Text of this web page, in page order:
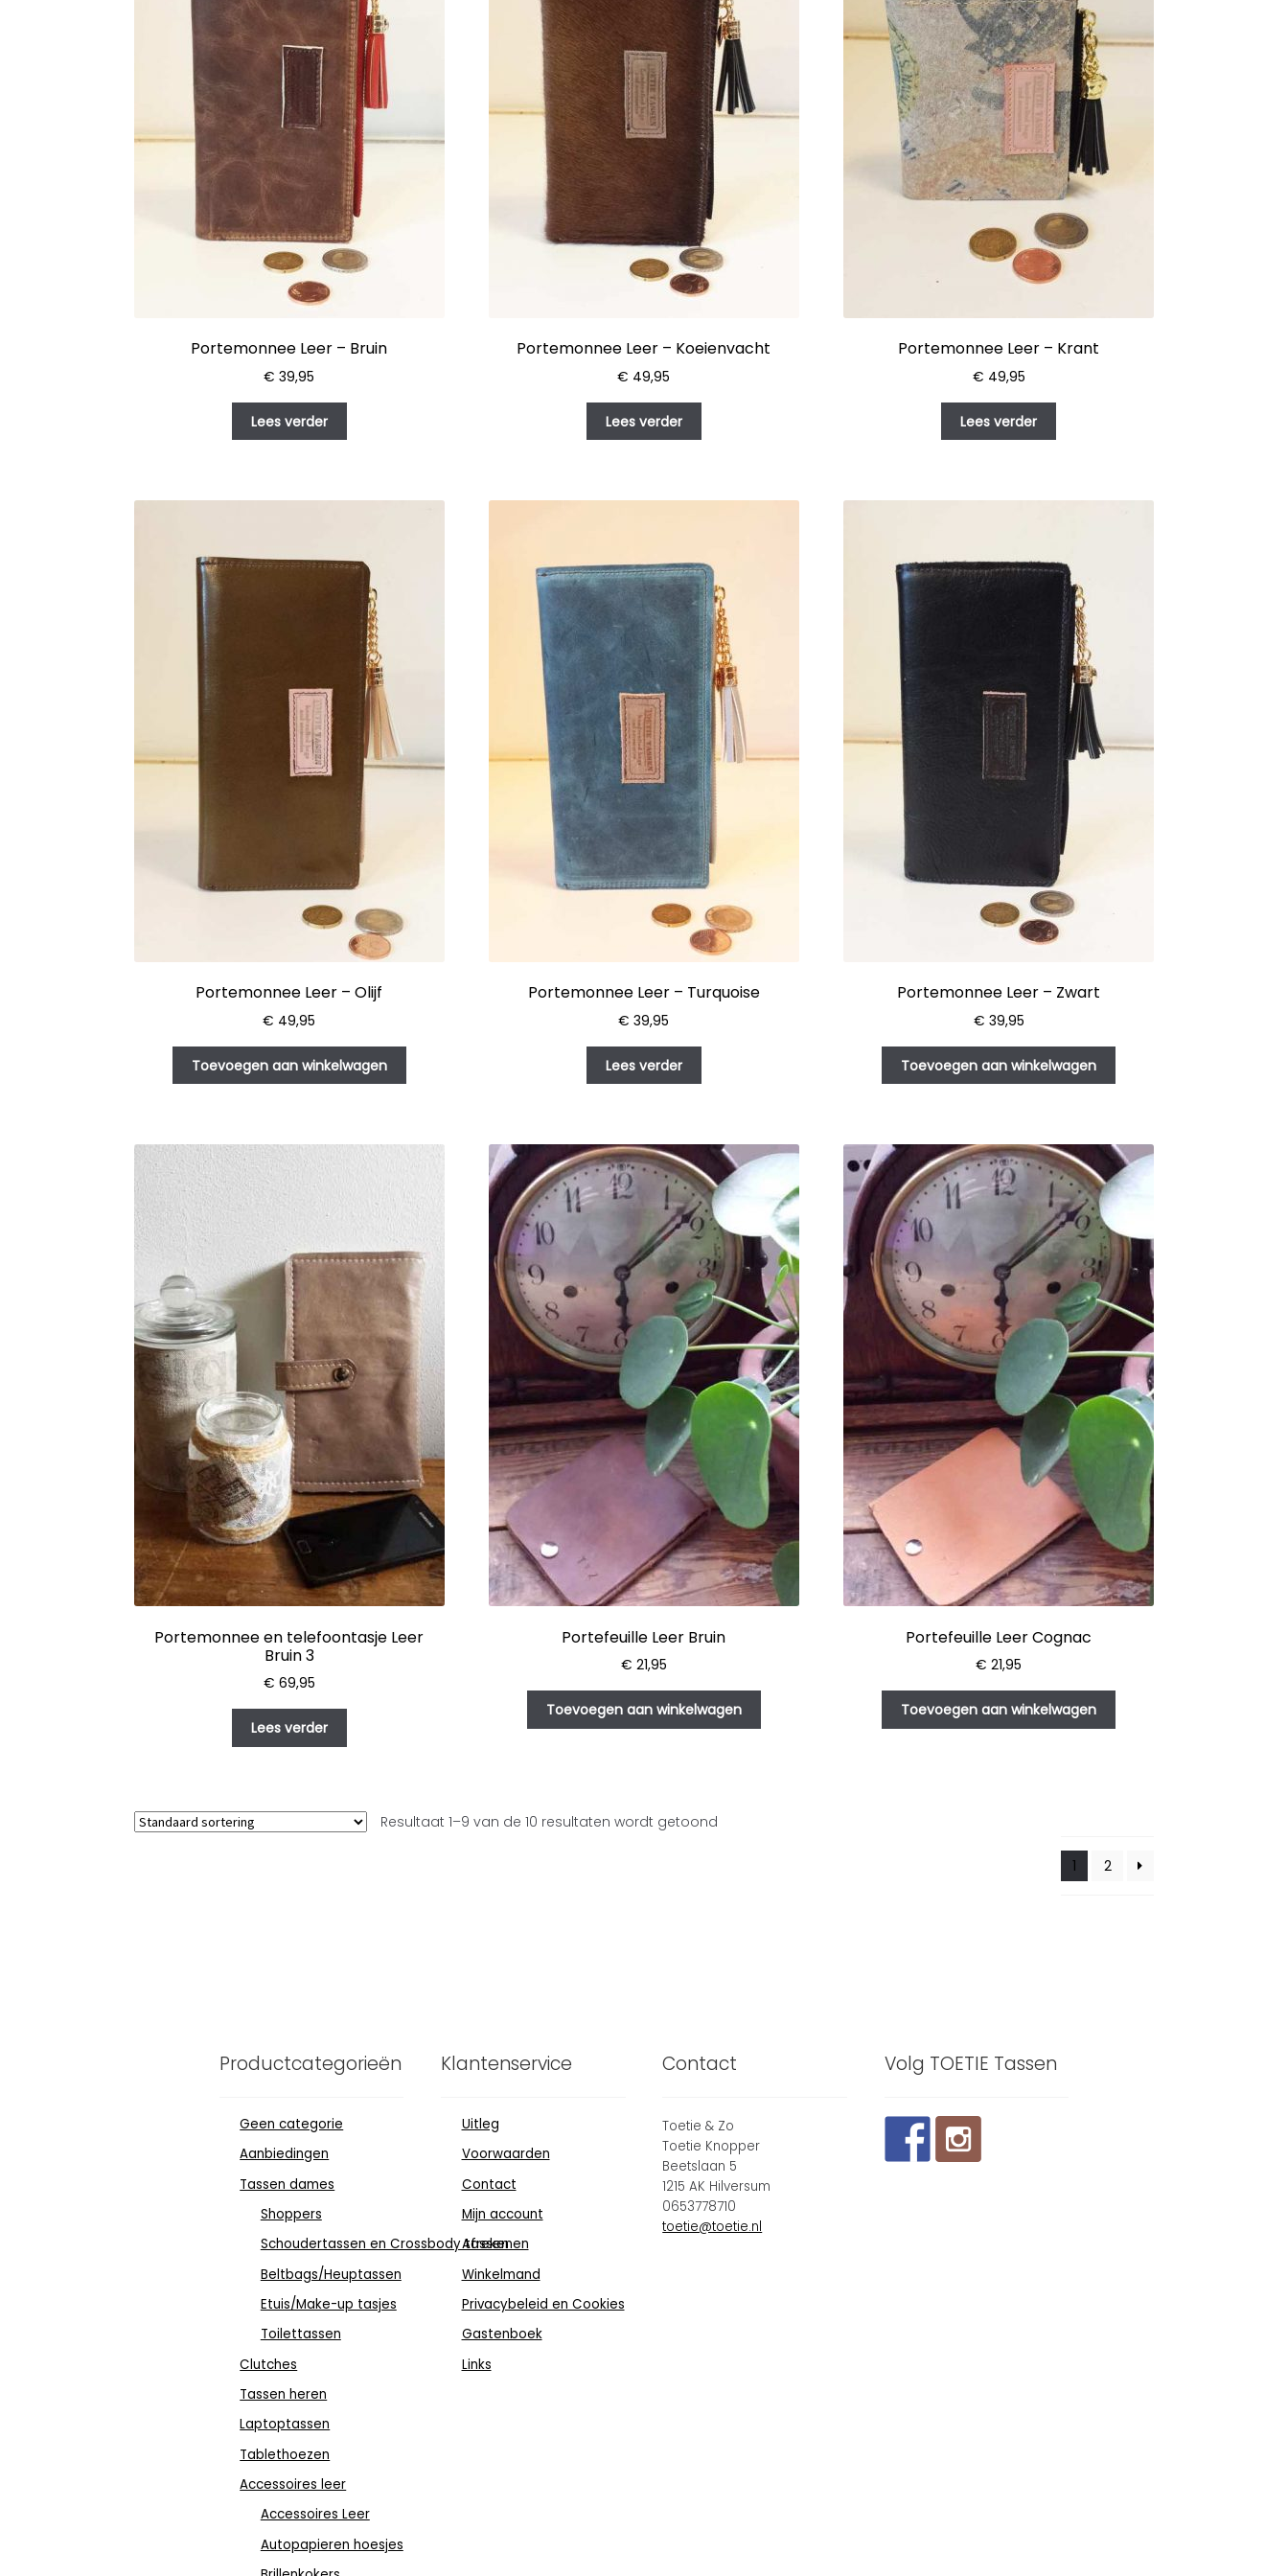
Portemonnee Leer – Bruin
€ 39,95
Lees verder
Portemonnee Leer – Koeienvacht
€ 49,95
Lees verder
Portemonnee Leer – Krant
€ 49,95
Lees verder
Portemonnee Leer – Olijf
€ 49,95
Toevoegen aan winkelwagen
Portemonnee Leer – Turquoise
€ 39,95
Lees verder
Portemonnee Leer – Zwart
€ 39,95
Toevoegen aan winkelwagen
Portemonnee en telefoontasje Leer
Bruin 3
€ 69,95
Lees verder
Portefeuille Leer Bruin
€ 21,95
Toevoegen aan winkelwagen
Portefeuille Leer Cognac
€ 21,95
Toevoegen aan winkelwagen
Resultaat 1–9 van de 10 resultaten wordt getoond
1 2
Productcategorieën
Geen categorie
Aanbiedingen
Tassen dames
Shoppers
Schoudertassen en Crossbody tassen
Beltbags/Heuptassen
Etuis/Make-up tasjes
Toilettassen
Clutches
Tassen heren
Laptoptassen
Tablethoezen
Accessoires leer
Accessoires Leer
Autopapieren hoesjes
Klantenservice
Uitleg
Voorwaarden
Contact
Mijn account
Afrekenen
Winkelmand
Privacybeleid en Cookies
Gastenboek
Links
Contact
Toetie & Zo
Toetie Knopper
Beetslaan 5
1215 AK Hilversum
0653778710
toetie@toetie.nl
Volg TOETIE Tassen